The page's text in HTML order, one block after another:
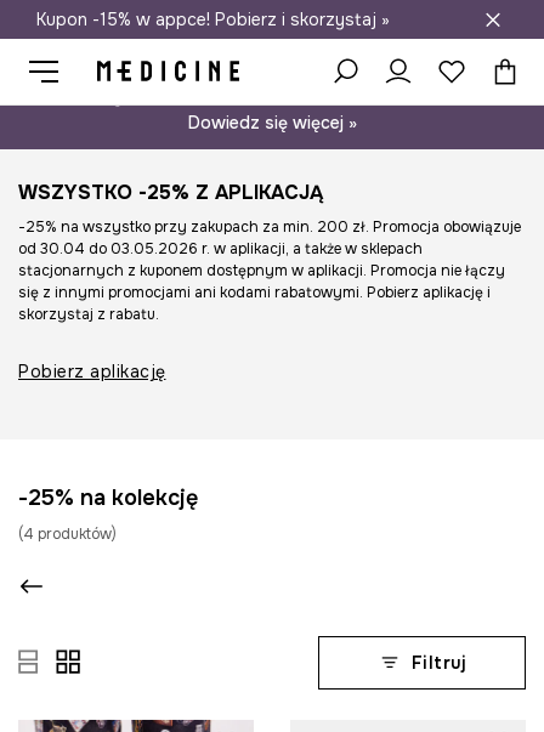
Darmowa dostawa do salonów
Kupon -15% w appce! Pobierz i skorzystaj »
Dowiedz się więcej »
WSZYSTKO -25% Z APLIKACJĄ
-25% na wszystko przy zakupach za min. 200 zł. Promocja obowiązuje
od 30.04 do 03.05.2026 r. w aplikacji, a także w sklepach
stacjonarnych z kuponem dostępnym w aplikacji. Promocja nie łączy
się z innymi promocjami ani kodami rabatowymi. Pobierz aplikację i
skorzystaj z rabatu.
Pobierz aplikację
-25% na kolekcję
(4 produktów)
Filtruj